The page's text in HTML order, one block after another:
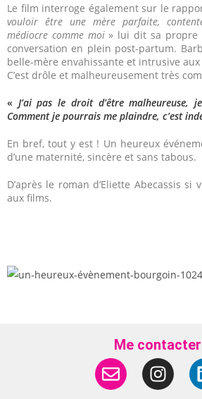
Le film interroge également sur le
vouloir être une mère parfaite,
médiocre comme moi» lui dit sa propre
conversation en plein post-partum.
belle-mère envahissante et intrusive
C’est drôle et malheureusement très
« J’ai pas le droit d’être malheureuse,
Comment je pourrais me plaindre, c’est
En bref, tout y est ! Un heureux
d’une maternité, sincère et sans tabous.
D’après le roman d’Eliette Abecassis si
aux films.
Me contacter